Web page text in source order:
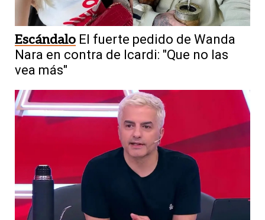
Escándalo El fuerte pedido de Wanda
Nara en contra de Icardi: "Que no las
vea más"